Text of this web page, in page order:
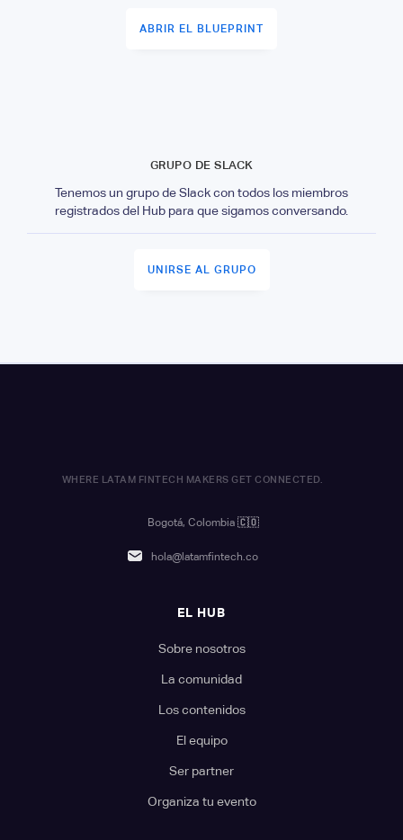
ABRIR EL BLUEPRINT
GRUPO DE SLACK
Tenemos un grupo de Slack con todos los miembros
registrados del Hub para que sigamos conversando.
UNIRSE AL GRUPO
WHERE LATAM FINTECH MAKERS GET CONNECTED.
Bogotá, Colombia 🇨🇴
hola@latamfintech.co
EL HUB
Sobre nosotros
La comunidad
Los contenidos
El equipo
Ser partner
Organiza tu evento